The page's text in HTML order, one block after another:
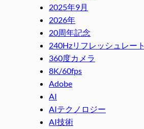
2025年9月
2026年
20周年記念
240Hzリフレッシュレート
360度カメラ
8K/60fps
Adobe
AI
AIテクノロジー
AI技術